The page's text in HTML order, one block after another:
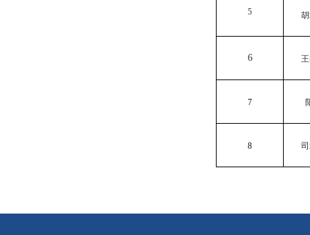
5
6
7
8